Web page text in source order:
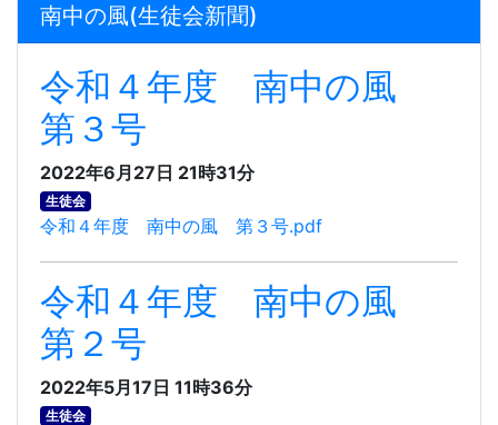
南中の風(生徒会新聞)
令和４年度 南中の風
第３号
2022年6月27日 21時31分
生徒会
令和４年度 南中の風 第３号.pdf
令和４年度 南中の風
第２号
2022年5月17日 11時36分
生徒会